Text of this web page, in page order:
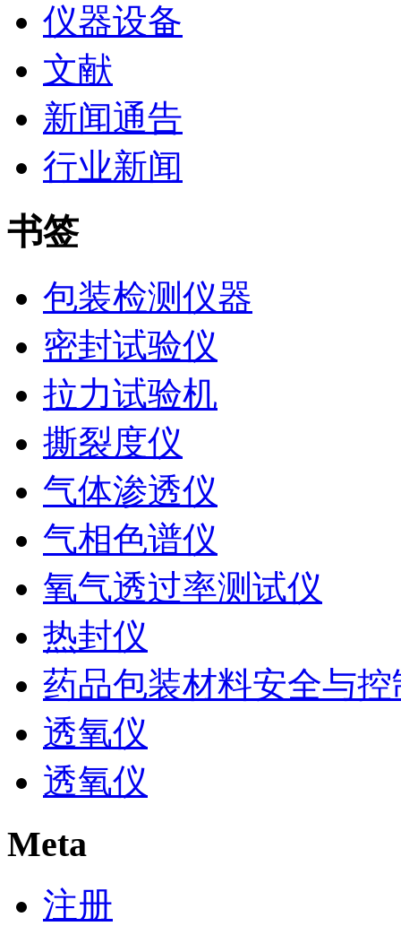
仪器设备
文献
新闻通告
行业新闻
书签
包装检测仪器
密封试验仪
拉力试验机
撕裂度仪
气体渗透仪
气相色谱仪
氧气透过率测试仪
热封仪
药品包装材料安全与
透氧仪
透氧仪
Meta
注册